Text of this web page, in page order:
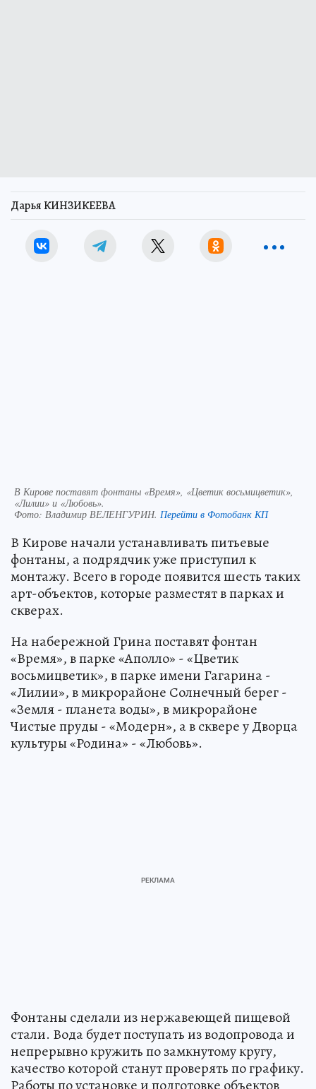
Дарья КИНЗИКЕЕВА
В Кирове поставят фонтаны «Время», «Цветик восьмицветик»,
«Лилии» и «Любовь».
Фото: Владимир ВЕЛЕНГУРИН. Перейти в Фотобанк КП
В Кирове начали устанавливать питьевые
фонтаны, а подрядчик уже приступил к
монтажу. Всего в городе появится шесть таких
арт-объектов, которые разместят в парках и
скверах.
На набережной Грина поставят фонтан
«Время», в парке «Аполло» - «Цветик
восьмицветик», в парке имени Гагарина -
«Лилии», в микрорайоне Солнечный берег -
«Земля - планета воды», в микрорайоне
Чистые пруды - «Модерн», а в сквере у Дворца
культуры «Родина» - «Любовь».
Фонтаны сделали из нержавеющей пищевой
стали. Вода будет поступать из водопровода и
непрерывно кружить по замкнутому кругу,
качество которой станут проверять по графику.
Работы по установке и подготовке объектов